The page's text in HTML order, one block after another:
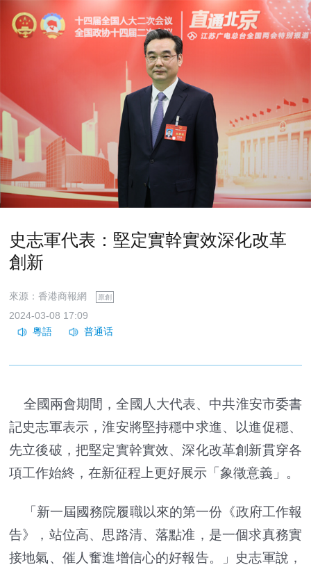
史志軍代表：堅定實幹實效深化改革
創新
來源：香港商報網 原創
2024-03-08 17:09
全國兩會期間，全國人大代表、中共淮安市委書
記史志軍表示，淮安將堅持穩中求進、以進促穩、
先立後破，把堅定實幹實效、深化改革創新貫穿各
項工作始終，在新征程上更好展示「象徵意義」。
「新一屆國務院履職以來的第一份《政府工作報
告》，站位高、思路清、落點准，是一個求真務實
接地氣、催人奮進增信心的好報告。」史志軍說，